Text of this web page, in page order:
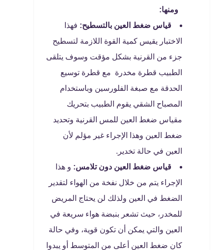
ومنها:
قياس ضغط العين بالتسطيح: فهذا
الاختبار يقيس كمية القوة اللازمة لتسطيح
جزء من القرنية بشكل مؤقت وسوف يتلقى
الطبيب قطرة مخدرة مع قطرة توسيع
الحدقة مع صبغة الفلورسين وباستخدام
المصباح الشقي يقوم الطبيب بتحريك
مقياس ضغط العين للمس القرنية وتحديد
ضغط العين وهذا الإجراء غير مؤلم لأن
العين في حالة تخدير.
قياس ضغط العين دون تلامس: و هذا
الإجراء يتم من خلال نفخة من الهواء لتقدير
الضغط في العين ولذلك لن يحتاج المريض
للمخدر، حيث تشعر بنبضة هواء سريعة في
العين والتي يمكن أن تكون قوية، وفي حالة
كان ضغط العين أعلى من المتوسط أو يبدوا